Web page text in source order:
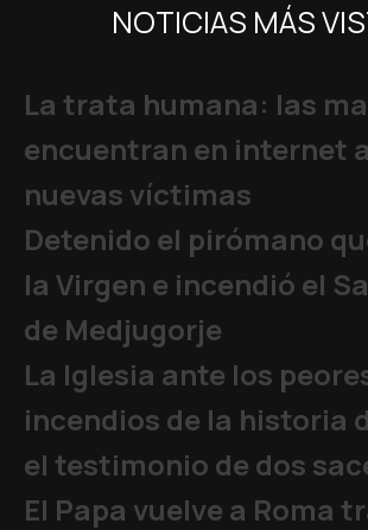
NOTICIAS MÁS
La trata humana: las
encuentran en internet
nuevas víctimas
Detenido el pirómano
la Virgen e incendió el
de Medjugorje
La Iglesia ante los
incendios de la historia
el testimonio de dos
El Papa vuelve a Roma